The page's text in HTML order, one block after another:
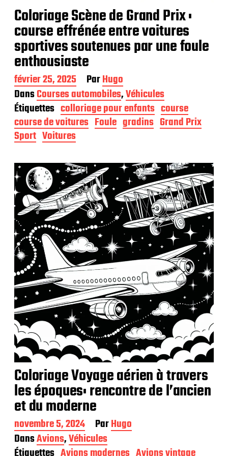
Coloriage Scène de Grand Prix :
course effrénée entre voitures
sportives soutenues par une foule
enthousiaste
D
a
t
e
d
e
p
b
l
i
c
a
i
o
n
février 25, 2025 ParHugo
DansCourses automobiles,Véhicules
Étiquettes colloriage pour enfants course
course de voitures Foule gradins Grand Prix
Sport Voitures
Coloriage Voyage aérien à travers
les époques: rencontre de l’ancien
et du moderne
D
a
t
novembre 5, 2024 ParHugo
DansAvions,Véhicules